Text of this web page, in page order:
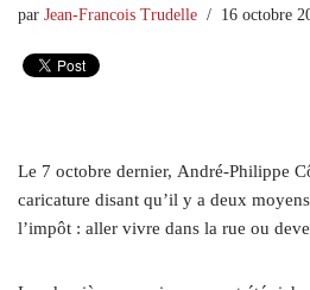
par Jean-Francois Trudelle 16 octobre
Le 7 octobre dernier, André-Philippe
caricature disant qu’il y a deux
l’impôt : aller vivre dans la rue ou